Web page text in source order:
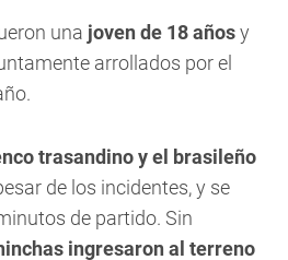
una joven de 18 añosy
arrollados por el
trasandino y el brasileño
de los incidentes, y se
de partido. Sin
ingresaron al terreno